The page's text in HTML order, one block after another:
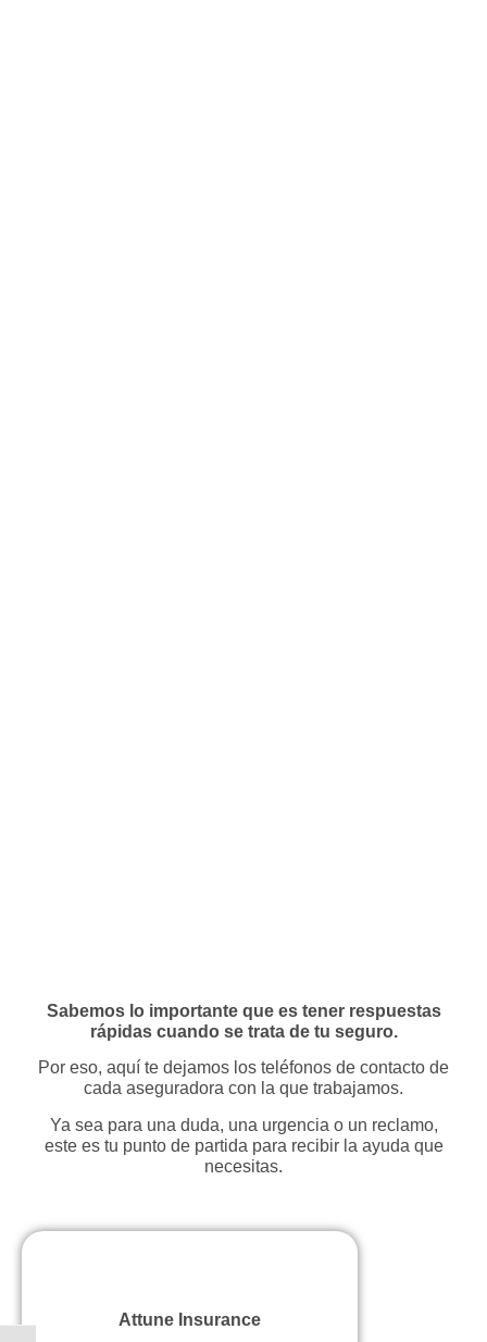
Sabemos lo importante que es tener respuestas
rápidas cuando se trata de tu seguro.
Por eso, aquí te dejamos los teléfonos de contacto de
cada aseguradora con la que trabajamos.
Ya sea para una duda, una urgencia o un reclamo,
este es tu punto de partida para recibir la ayuda que
necesitas.
Attune Insurance